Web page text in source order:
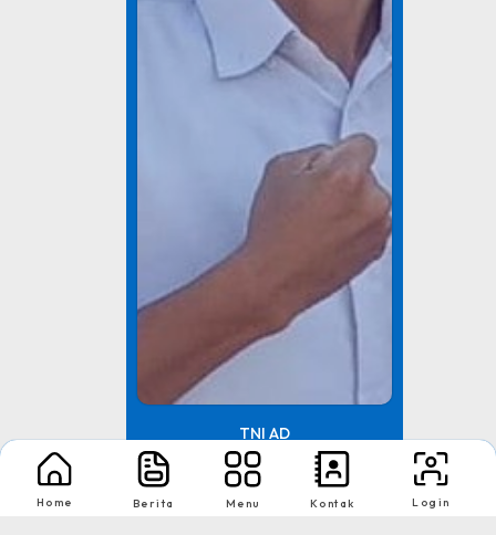
TNI AD
Tingkat : Provinsi Riau
Home Berita Menu Kontak Login